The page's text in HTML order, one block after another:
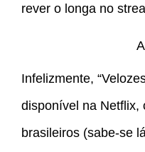
rever o longa no
Infelizmente,
disponível na Netflix,
brasileiros (sabe-se